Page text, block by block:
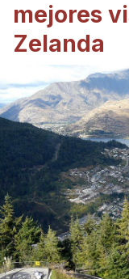
mejores
Zelanda